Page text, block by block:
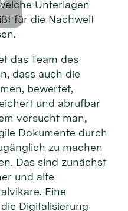
Unterlagen
für die Nachwelt
das Team des
dass auch die
bewertet,
und abrufbar
versucht man,
Dokumente durch
zu machen
Das sind zunächst
und alte
Eine
Digitalisierung